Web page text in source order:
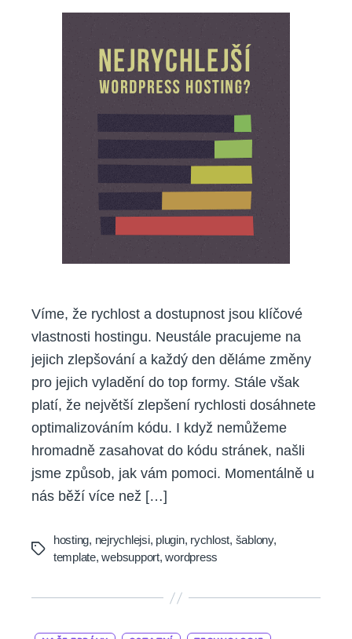
nejrychlejší
hosting?
Víme, že rychlost a dostupnost jsou klíčové
vlastnosti hostingu. Neustále pracujeme na
jejich zlepšování a každý den děláme změny
pro jejich vyladění do top formy. Stále však
platí, že největší zlepšení rychlosti dosáhnete
optimalizováním kódu. I když nemůžeme
hromadně zasahovat do kódu stránek, našli
jsme způsob, jak vám pomoci. Momentálně u
nás běží více než […]
Tags
hosting, nejrychlejsi, plugin, rychlost, šablony,
template,websupport,wordpress